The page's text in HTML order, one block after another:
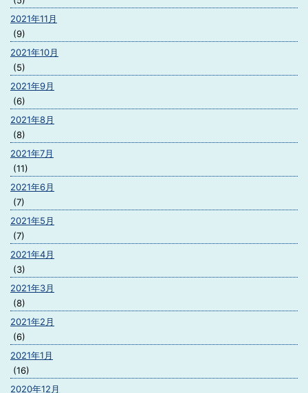
2021年11月
(9)
2021年10月
(5)
2021年9月
(6)
2021年8月
(8)
2021年7月
(11)
2021年6月
(7)
2021年5月
(7)
2021年4月
(3)
2021年3月
(8)
2021年2月
(6)
2021年1月
(16)
2020年12月